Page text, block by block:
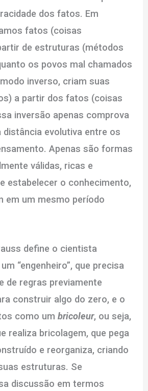
dos fatos. Em
fatos (coisas
de estruturas (métodos
os povos mal chamados
inverso, criam suas
a partir dos fatos (coisas
inversão apenas comprova
distância evolutiva entre os
Apenas são formas
válidas, ricas e
estabelecer o conhecimento,
em um mesmo período
define o cientista
“engenheiro”, que precisa
de regras previamente
construir algo do zero, e o
como umbricoleur, ou seja,
realiza bricolagem, que pega
e reorganiza, criando
estruturas. Se
discussão em termos